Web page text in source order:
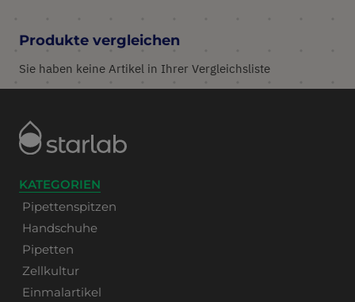
Produkte vergleichen
Sie haben keine Artikel in Ihrer Vergleichsliste
KATEGORIEN
Pipettenspitzen
Handschuhe
Pipetten
Zellkultur
Einmalartikel